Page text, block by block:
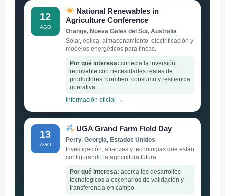
12
AGO
National Renewables in
Agriculture Conference
Orange, Nueva Gales del Sur, Australia
Solar, eólica, almacenamiento, electrificación y
modelos energéticos para fincas.
Por qué interesa: conecta la inversión
renovable con necesidades reales de
productores, bombeo, consumo y resiliencia
operativa.
Información oficial →
13
AGO
UGA Grand Farm Field Day
Perry, Georgia, Estados Unidos
Investigación, alianzas y tecnologías que están
configurando la agricultura futura.
Por qué interesa: acerca los desarrollos
tecnológicos a escenarios de validación y
transferencia en campo.